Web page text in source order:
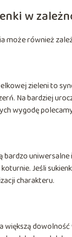
w
również
zieleni to
Na bardziej
wygodę
bardzo
Jeśli
charakteru.
większą